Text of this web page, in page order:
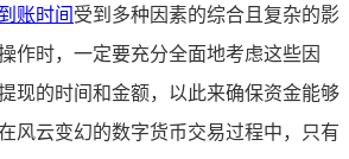
账时间 受到多种因素的综合且复杂的影
作时，一定要充分全面地考虑这些因
现的时间和金额，以此来确保资金能够
风云变幻的数字货币交易过程中，只有